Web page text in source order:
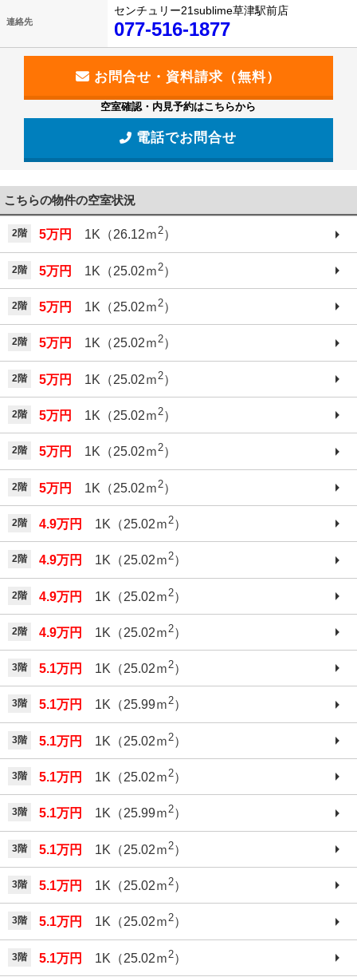
連絡先
センチュリー21sublime草津駅前店
077-516-1877
空室確認・内見予約はこちらから
電話でお問合せ
こちらの物件の空室状況
2階 5万円 1K（26.12ｍ2）
2階 5万円 1K（25.02ｍ 2）
2階 5万円 1K（25.02ｍ 2）
2階 5万円 1K（25.02ｍ2）
2階 5万円 1K（25.02ｍ 2）
2階 5万円 1K（25.02ｍ 2）
2階 5万円 1K（25.02ｍ2）
2階 5万円 1K（25.02ｍ 2）
2階 4.9万円 1K（25.02ｍ 2）
2階 4.9万円 1K（25.02ｍ2）
2階 4.9万円 1K（25.02ｍ 2）
2階 4.9万円 1K（25.02ｍ 2）
3階 5.1万円 1K（25.02ｍ2）
3階 5.1万円 1K（25.99ｍ2）
3階 5.1万円 1K（25.02ｍ 2）
3階 5.1万円 1K（25.02ｍ2）
3階 5.1万円 1K（25.99ｍ2）
3階 5.1万円 1K（25.02ｍ 2）
3階 5.1万円 1K（25.02ｍ2）
3階 5.1万円 1K（25.02ｍ2）
3階 5.1万円 1K（25.02ｍ 2）